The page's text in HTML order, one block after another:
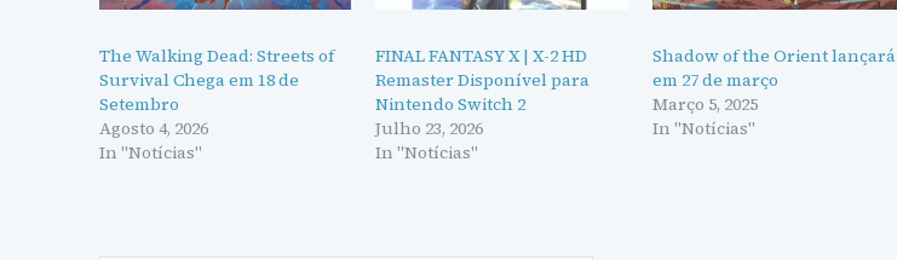
The Walking Dead: Streets of
Survival Chega em 18 de
Setembro
Agosto 4, 2026
In "Notícias"
FINAL FANTASY X | X-2 HD
Remaster Disponível para
Nintendo Switch 2
Julho 23, 2026
In "Notícias"
Shadow of the Orient lançará
em 27 de março
Março 5, 2025
In "Notícias"